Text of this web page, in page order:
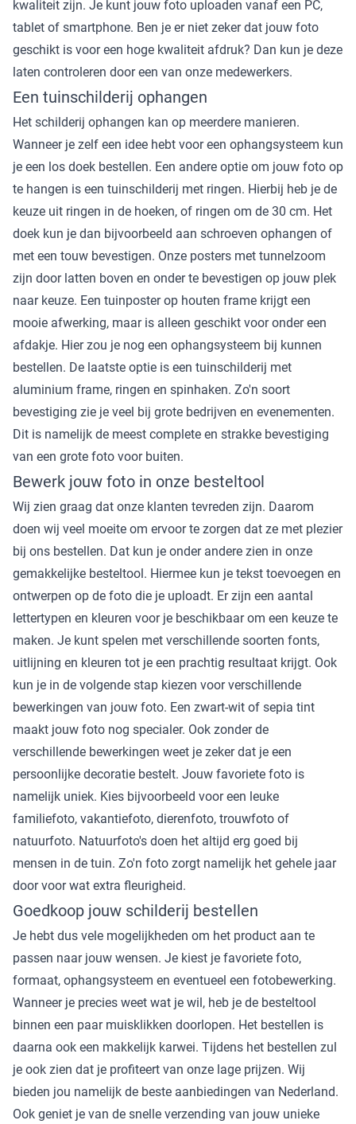
kwaliteit zijn. Je kunt jouw foto uploaden vanaf een PC,
tablet of smartphone. Ben je er niet zeker dat jouw foto
geschikt is voor een hoge kwaliteit afdruk? Dan kun je deze
laten controleren door een van onze medewerkers.
Een tuinschilderij ophangen
Het schilderij ophangen kan op meerdere manieren.
Wanneer je zelf een idee hebt voor een ophangsysteem kun
je een los doek bestellen. Een andere optie om jouw foto op
te hangen is een tuinschilderij met ringen. Hierbij heb je de
keuze uit ringen in de hoeken, of ringen om de 30 cm. Het
doek kun je dan bijvoorbeeld aan schroeven ophangen of
met een touw bevestigen. Onze posters met tunnelzoom
zijn door latten boven en onder te bevestigen op jouw plek
naar keuze. Een tuinposter op houten frame krijgt een
mooie afwerking, maar is alleen geschikt voor onder een
afdakje. Hier zou je nog een ophangsysteem bij kunnen
bestellen. De laatste optie is een tuinschilderij met
aluminium frame, ringen en spinhaken. Zo'n soort
bevestiging zie je veel bij grote bedrijven en evenementen.
Dit is namelijk de meest complete en strakke bevestiging
van een grote foto voor buiten.
Bewerk jouw foto in onze besteltool
Wij zien graag dat onze klanten tevreden zijn. Daarom
doen wij veel moeite om ervoor te zorgen dat ze met plezier
bij ons bestellen. Dat kun je onder andere zien in onze
gemakkelijke besteltool. Hiermee kun je tekst toevoegen en
ontwerpen op de foto die je uploadt. Er zijn een aantal
lettertypen en kleuren voor je beschikbaar om een keuze te
maken. Je kunt spelen met verschillende soorten fonts,
uitlijning en kleuren tot je een prachtig resultaat krijgt. Ook
kun je in de volgende stap kiezen voor verschillende
bewerkingen van jouw foto. Een zwart-wit of sepia tint
maakt jouw foto nog specialer. Ook zonder de
verschillende bewerkingen weet je zeker dat je een
persoonlijke decoratie bestelt. Jouw favoriete foto is
namelijk uniek. Kies bijvoorbeeld voor een leuke
familiefoto, vakantiefoto, dierenfoto, trouwfoto of
natuurfoto. Natuurfoto's doen het altijd erg goed bij
mensen in de tuin. Zo'n foto zorgt namelijk het gehele jaar
door voor wat extra fleurigheid.
Goedkoop jouw schilderij bestellen
Je hebt dus vele mogelijkheden om het product aan te
passen naar jouw wensen. Je kiest je favoriete foto,
formaat, ophangsysteem en eventueel een fotobewerking.
Wanneer je precies weet wat je wil, heb je de besteltool
binnen een paar muisklikken doorlopen. Het bestellen is
daarna ook een makkelijk karwei. Tijdens het bestellen zul
je ook zien dat je profiteert van onze lage prijzen. Wij
bieden jou namelijk de beste aanbiedingen van Nederland.
Ook geniet je van de snelle verzending van jouw unieke